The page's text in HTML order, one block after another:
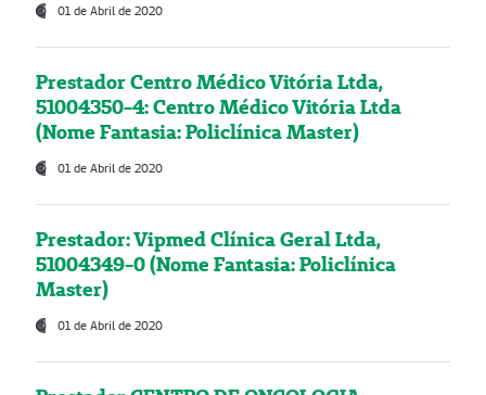
01 de Abril de 2020
Prestador Centro Médico Vitória Ltda,
51004350-4: Centro Médico Vitória Ltda
(Nome Fantasia: Policlínica Master)
01 de Abril de 2020
Prestador: Vipmed Clínica Geral Ltda,
51004349-0 (Nome Fantasia: Policlínica
Master)
01 de Abril de 2020